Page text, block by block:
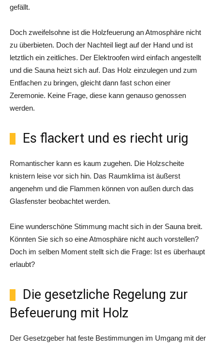
gefällt.
Doch zweifelsohne ist die Holzfeuerung an Atmosphäre nicht
zu überbieten. Doch der Nachteil liegt auf der Hand und ist
letztlich ein zeitliches. Der Elektroofen wird einfach angestellt
und die Sauna heizt sich auf. Das Holz einzulegen und zum
Entfachen zu bringen, gleicht dann fast schon einer
Zeremonie. Keine Frage, diese kann genauso genossen
werden.
Es flackert und es riecht urig
Romantischer kann es kaum zugehen. Die Holzscheite
knistern leise vor sich hin. Das Raumklima ist äußerst
angenehm und die Flammen können von außen durch das
Glasfenster beobachtet werden.
Eine wunderschöne Stimmung macht sich in der Sauna breit.
Könnten Sie sich so eine Atmosphäre nicht auch vorstellen?
Doch im selben Moment stellt sich die Frage: Ist es überhaupt
erlaubt?
Die gesetzliche Regelung zur
Befeuerung mit Holz
Der Gesetzgeber hat feste Bestimmungen im Umgang mit der